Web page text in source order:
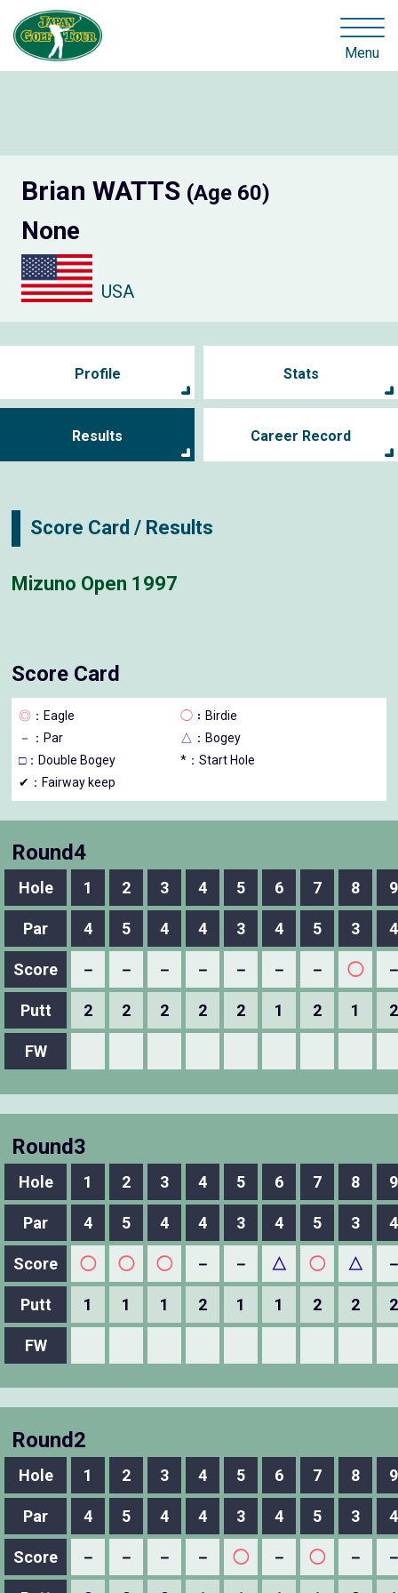
Menu
Brian WATTS (Age 60)
None
USA
Profile Stats
Results Career Record
Score Card / Results
Mizuno Open 1997
Score Card
◎ ：Eagle ◯ ：Birdie
－
：Par △ ：Bogey
□：Double Bogey
*：Start Hole
✔：Fairway keep
Round4
Hole 1 2 3 4 5 6 7 8 9
Par 4 5 4 4 3 4 5 3 4
Score － － － － － － － ◯
Putt 2 2 2 2 2 1 2 1 2
FW
Round3
Hole 1 2 3 4 5 6 7 8 9
Par 4 5 4 4 3 4 5 3 4
Score ◯ ◯ ◯ － － △ ◯ △
Putt 1 1 1 2 1 1 2 2 2
FW
Round2
Hole 1 2 3 4 5 6 7 8 9
Par 4 5 4 4 3 4 5 3 4
Score － － － － ◯ － ◯ －